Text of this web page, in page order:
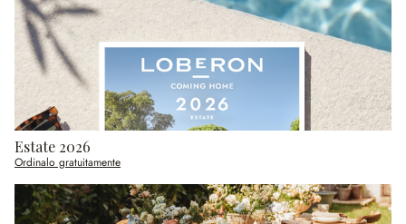
Estate 2026
Ordinalo gratuitamente